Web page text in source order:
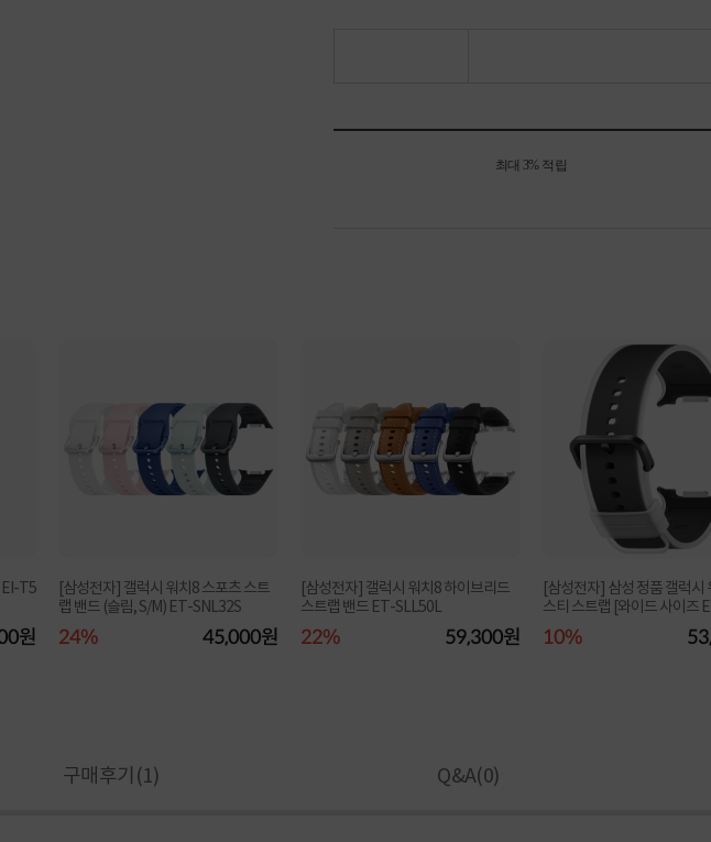
최대 3% 적립
EI-T5
원
[삼성전자] 갤럭시 워치8 스포츠 스트
랩 밴드 (슬림, S/M) ET-SNL32S
24% 45,000원
[삼성전자] 갤럭시 워치8 하이브리드
스트랩 밴드 ET-SLL50L
22% 59,300원
[삼성전자] 삼성 정품 갤럭시
스티 스트랩 [와이드 사이즈 ET-SXL3
5]
10%
구매후기(1) Q&A(0)